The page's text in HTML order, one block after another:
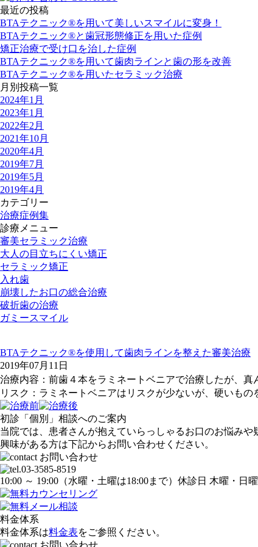
最近の投稿
BTAテクニック®を用いて美しいスマイルに変身！
BTAテクニック®と歯冠形態修正を用いた症例
矯正治療で受け口を治した症例
BTAテクニック®を用いて歯肉ラインと歯の形を改善
BTAテクニック®を用いたセラミック治療
月別投稿一覧
2024年1月
2023年1月
2022年2月
2021年10月
2020年4月
2019年7月
2019年5月
2019年4月
カテゴリー
治療症例集
診療メニュー
審美セラミック治療
大人の目立ちにくい矯正
セラミック矯正
入れ歯
崩壊したお口の総合治療
破折歯の治療
ガミースマイル
BTAテクニック®を使用して歯肉ラインを整えた審美治療
2019年07月11日
治療内容：前歯４本をラミネートベニアで治療したが、真
リスク：ラミネートベニアはリスクが少ないが、硬いもの
初診「個別」相談へのご案内
当院では、患者さんが抱えていらっしゃるお口のお悩み
興味がある方は下記からお問い合わせください。
10:00 ～ 19:00 （水曜・土曜は18:00まで） 休診日 木曜・日
料金体系
料金体系は料金表をご参照ください。